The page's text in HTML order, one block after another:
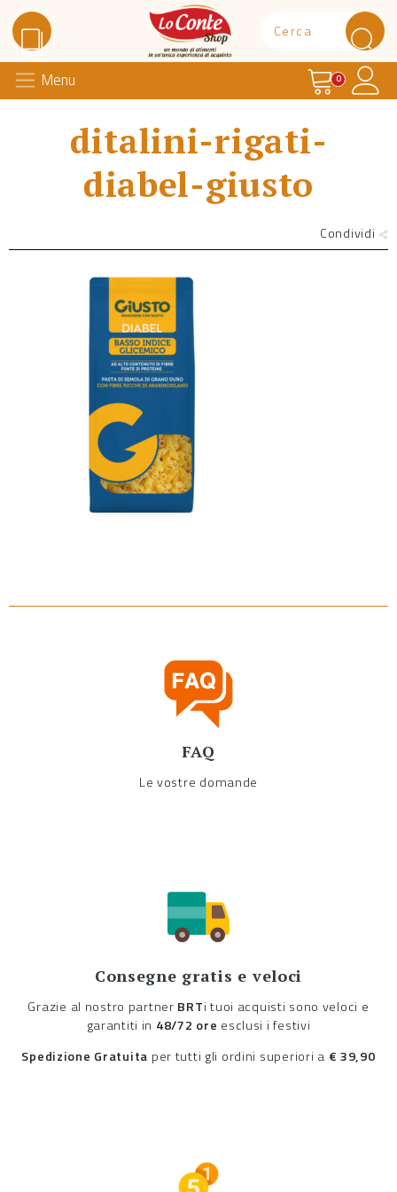
Lo Conte Shop
Menu Carrello
0
ditalini-rigati-
diabel-giusto
Condividi
FAQ
Le vostre domande
Consegne gratis e veloci
Grazie al nostro partner BRTi tuoi acquisti sono veloci e
garantiti in 48/72 ore esclusi i festivi
Spedizione Gratuita per tutti gli ordini superiori a € 39,90